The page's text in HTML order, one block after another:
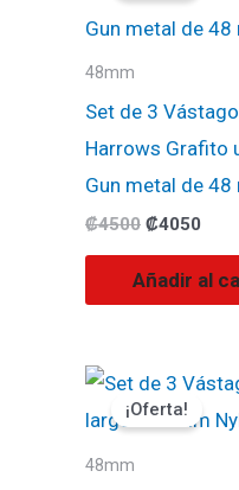
48mm
Set de 3
Harrows Grafito
Gun metal de 48
₡4500
₡4500.
₡4050
Añadir al
¡Oferta!
48mm
El
precio
original
El
actual